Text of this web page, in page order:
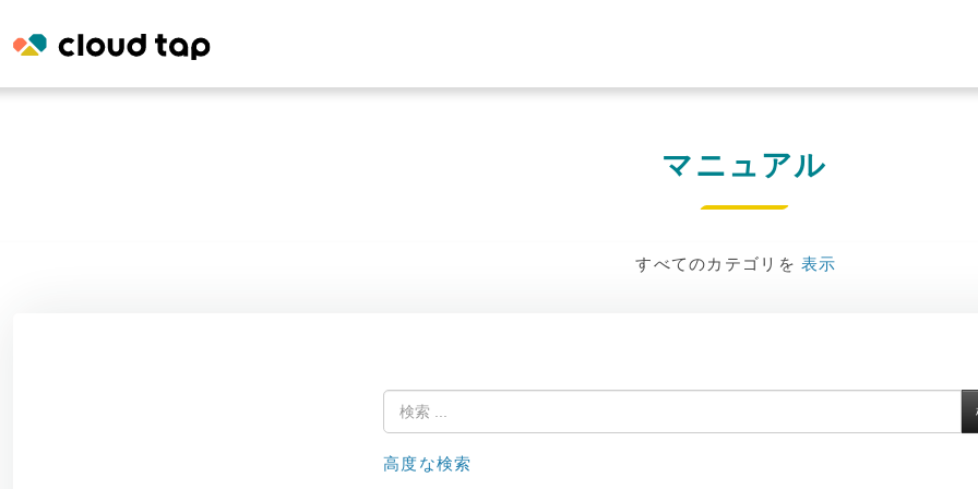
マニュアル
すべてのカテゴリを表示
高度な検索